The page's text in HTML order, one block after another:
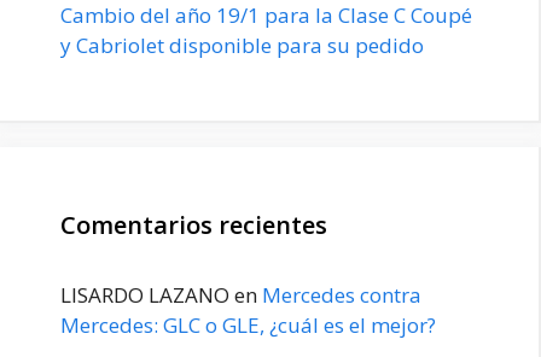
Cambio del año 19/1 para la Clase C Coupé
y Cabriolet disponible para su pedido
Comentarios recientes
LISARDO LAZANO en Mercedes contra
Mercedes: GLC o GLE, ¿cuál es el mejor?